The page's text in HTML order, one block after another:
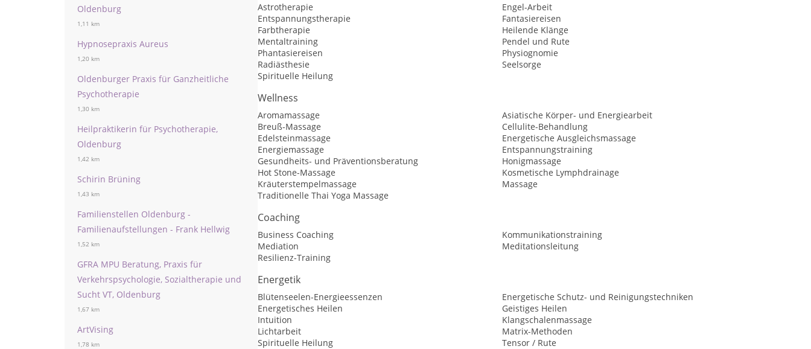
Oldenburg
1,11 km
Hypnosepraxis Aureus
1,20 km
Oldenburger Praxis für Ganzheitliche
Psychotherapie
1,30 km
Heilpraktikerin für Psychotherapie,
Oldenburg
1,42 km
Schirin Brüning
1,43 km
Familienstellen Oldenburg -
Familienaufstellungen - Frank Hellwig
1,52 km
GFRA MPU Beratung, Praxis für
Verkehrspsychologie, Sozialtherapie und
Sucht VT, Oldenburg
1,67 km
ArtVising
1,78 km
Astrotherapie
Engel-Arbeit
Entspannungstherapie
Fantasiereisen
Farbtherapie
Heilende Klänge
Mentaltraining
Pendel und Rute
Phantasiereisen
Physiognomie
Radiästhesie
Seelsorge
Spirituelle Heilung
Wellness
Aromamassage
Asiatische Körper- und Energiearbeit
Breuß-Massage
Cellulite-Behandlung
Edelsteinmassage
Energetische Ausgleichsmassage
Energiemassage
Entspannungstraining
Gesundheits- und Präventionsberatung
Honigmassage
Hot Stone-Massage
Kosmetische Lymphdrainage
Kräuterstempelmassage
Massage
Traditionelle Thai Yoga Massage
Coaching
Business Coaching
Kommunikationstraining
Mediation
Meditationsleitung
Resilienz-Training
Energetik
Blütenseelen-Energieessenzen
Energetische Schutz- und Reinigungstechniken
Energetisches Heilen
Geistiges Heilen
Intuition
Klangschalenmassage
Lichtarbeit
Matrix-Methoden
Spirituelle Heilung
Tensor / Rute